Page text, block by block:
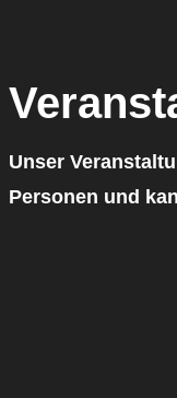
Unser
Personen und